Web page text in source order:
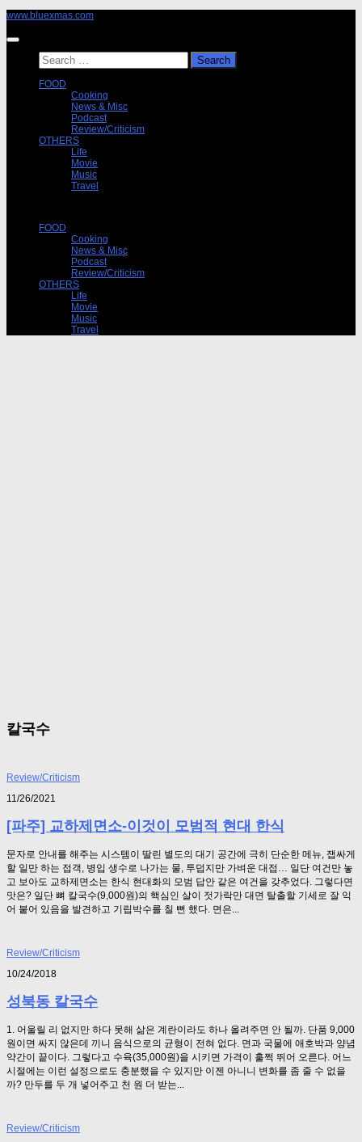
Skip
content
www.bluexmas.com
Search
for:
FOOD
Cooking
News & Misc
Podcast
Review/Criticism
OTHERS
Life
Movie
Music
Travel
FOOD
Cooking
News & Misc
Podcast
Review/Criticism
OTHERS
Life
Movie
Music
Travel
칼국수
Review/Criticism
11/26/2021
[파주] 교하제면소-이것이 모범적 현대 한식
문자로 안내를 해주는 시스템이 딸린 별도의 대기 공간에 극히 단순한 메뉴, 잽싸게
할 일만 하는 접객, 병입 생수로 나가는 물, 투덥지만 가벼운 대접… 일단 여건만 놓
고 보아도 교하제면소는 한식 현대화의 모범 답안 같은 여건을 갖추었다. 그렇다면
맛은? 일단 뼈 칼국수(9,000원)의 핵심인 살이 젓가락만 대면 탈출할 기세로 잘 익
어 붙어 있음을 발견하고 기립박수를 칠 뻔 했다. 면은...
Review/Criticism
10/24/2018
성북동 칼국수
1. 어울릴 리 없지만 하다 못해 삶은 계란이라도 하나 올려주면 안 될까. 단품 9,000
원이면 싸지 않은데 끼니 음식으로의 균형이 전혀 없다. 면과 국물에 애호박과 양념
약간이 끝이다. 그렇다고 수육(35,000원)을 시키면 가격이 훌쩍 뛰어 오른다. 어느
시절에는 이런 설정으로도 충분했을 수 있지만 이젠 아니니 변화를 좀 줄 수 없을
까? 만두를 두 개 넣어주고 천 원 더 받는...
Review/Criticism